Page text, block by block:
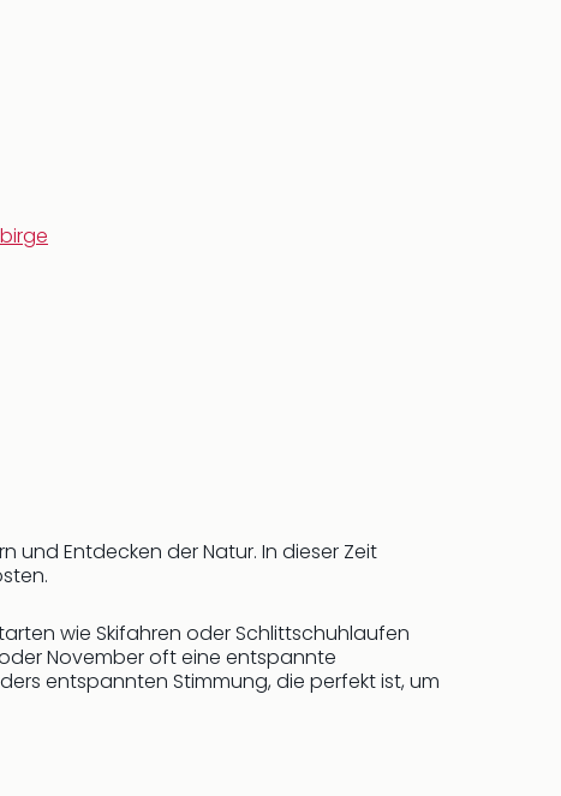
und Entdecken der Natur. In dieser Zeit
wie Skifahren oder Schlittschuhlaufen
November oft eine entspannte
entspannten Stimmung, die perfekt ist, um